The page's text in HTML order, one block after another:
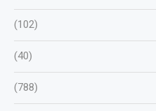
(102)
(40)
(788)